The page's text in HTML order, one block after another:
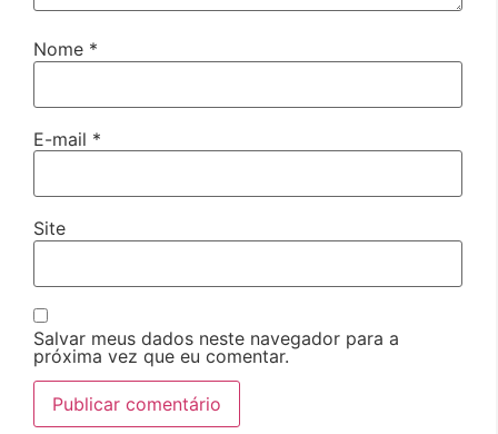
Nome *
E-mail *
Site
Salvar meus dados neste navegador para a
próxima vez que eu comentar.